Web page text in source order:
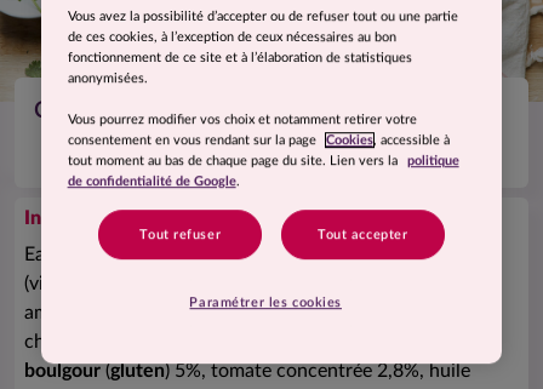
Couscous poulet légumes et son boulgour
Ingrédients
Eau, viande de poulet précuite traitée en salaison 21,1%
(viande de poulet (origine France), eau, fécule de manioc,
amidon de riz, sel), courgette 10%, carotte 10%, pois
chiche précuit 7,1% (eau, pois chiche), oignon 6,9%,
boulgour (gluten) 5%, tomate concentrée 2,8%, huile
Vous avez la possibilité d’accepter ou de refuser tout ou une partie
de ces cookies, à l’exception de ceux nécessaires au bon
fonctionnement de ce site et à l’élaboration de statistiques
anonymisées.
Vous pourrez modifier vos choix et notamment retirer votre
consentement en vous rendant sur la page Cookies, accessible à
tout moment au bas de chaque page du site. Lien vers la
politique
de confidentialité de Google.
Tout refuser Tout accepter
Paramétrer les cookies